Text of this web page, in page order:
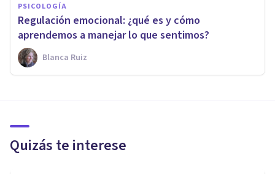
PSICOLOGÍA
Regulación emocional: ¿qué es y cómo
aprendemos a manejar lo que sentimos?
Blanca Ruiz
Quizás te interese